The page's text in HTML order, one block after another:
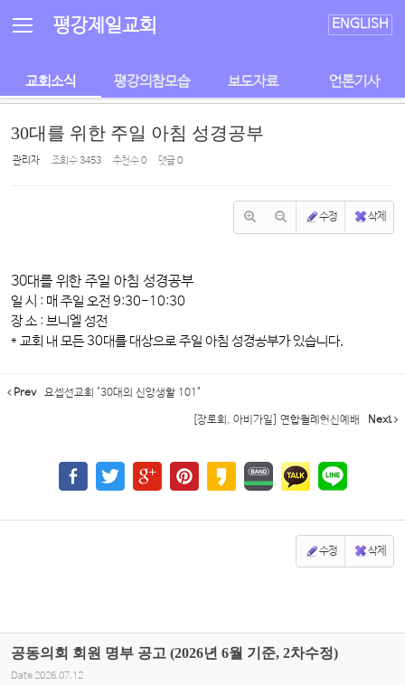
평강제일교회 ENGLISH
교회소식 평강의참모습 보도자료 언론기사
30대를 위한 주일 아침 성경공부
관리자 조회 수3453 추천 수0 댓글0
수정 삭제
30대를 위한 주일 아침 성경공부
일 시 : 매 주일 오전 9:30-10:30
장 소 : 브니엘 성전
* 교회 내 모든 30대를 대상으로 주일 아침 성경공부가 있습니다.
Prev 요셉선교회 "30대의 신앙생활 101"
[장로회, 아비가일] 연합월례헌신예배 Next
수정 삭제
공동의회 회원 명부 공고 (2026년 6월 기준, 2차수정)
Date 2026.07.12